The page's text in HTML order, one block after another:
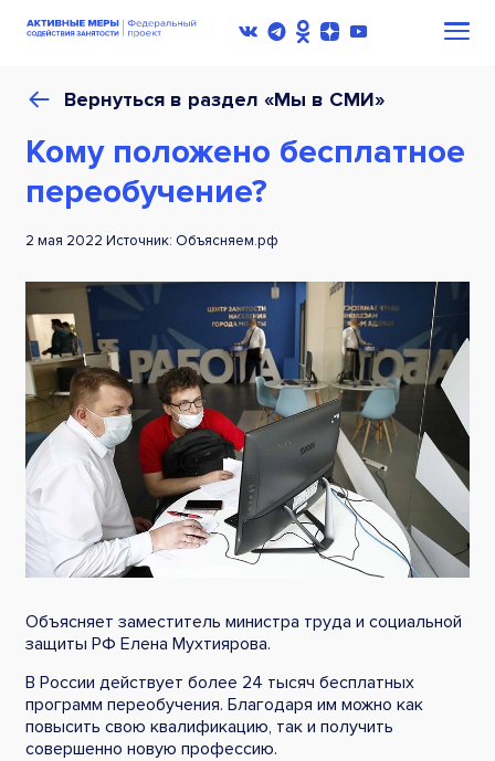
Вернуться в раздел «Мы в СМИ»
Кому положено бесплатное
переобучение?
2 мая 2022 Источник: Объясняем.рф
Объясняет заместитель министра труда и социальной
защиты РФ Елена Мухтиярова.
В России действует более 24 тысяч бесплатных
программ переобучения. Благодаря им можно как
повысить свою квалификацию, так и получить
совершенно новую профессию.